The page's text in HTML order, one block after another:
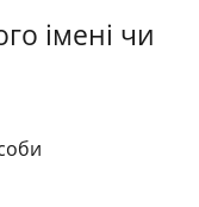
імені чи